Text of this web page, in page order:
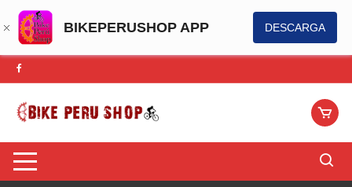
BIKEPERUSHOP APP DESCARGA
Saltar
al
contenido